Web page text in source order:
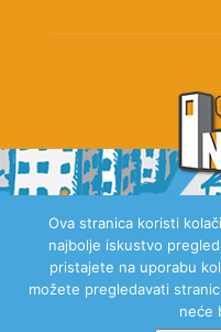
Ova stranica koristi
najbolje iskustvo
pristajete na uporabu
možete pregledavati
neće